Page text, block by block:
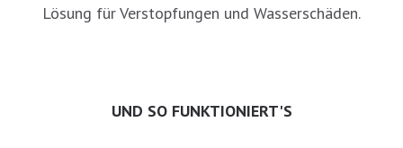
Lösung für Verstopfungen und Wasserschäden.
UND SO FUNKTIONIERT'S